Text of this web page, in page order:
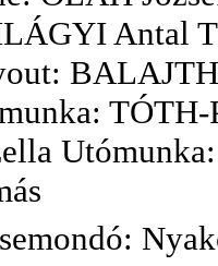
Antal
TÓTH-